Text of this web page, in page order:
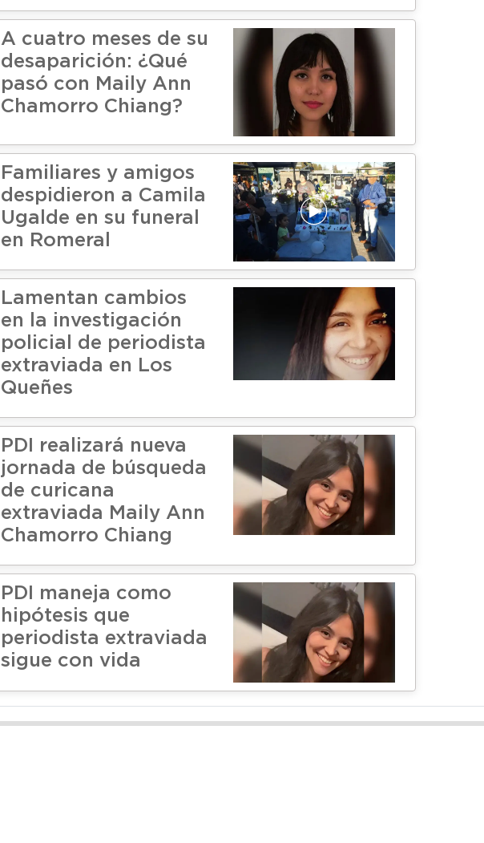
A cuatro meses de su
desaparición: ¿Qué
pasó con Maily Ann
Chamorro Chiang?
Familiares y amigos
despidieron a Camila
Ugalde en su funeral
en Romeral
Lamentan cambios
en la investigación
policial de periodista
extraviada en Los
Queñes
PDI realizará nueva
jornada de búsqueda
de curicana
extraviada Maily Ann
Chamorro Chiang
PDI maneja como
hipótesis que
periodista extraviada
sigue con vida